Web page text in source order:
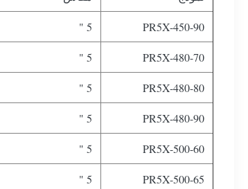
PR5X-450-90
5 "
PR5X-480-70
5 "
PR5X-480-80
5 "
PR5X-480-90
5 "
PR5X-500-60
5 "
PR5X-500-65
5 "